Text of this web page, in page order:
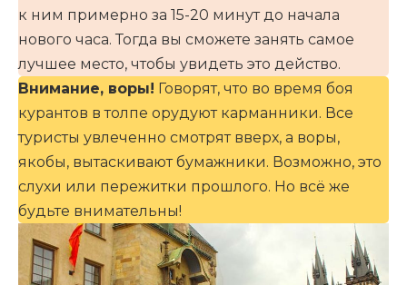
к ним примерно за 15-20 минут до начала
нового часа. Тогда вы сможете занять самое
лучшее место, чтобы увидеть это действо.
Внимание, воры! Говорят, что во время боя
курантов в толпе орудуют карманники. Все
туристы увлеченно смотрят вверх, а воры,
якобы, вытаскивают бумажники. Возможно, это
слухи или пережитки прошлого. Но всё же
будьте внимательны!